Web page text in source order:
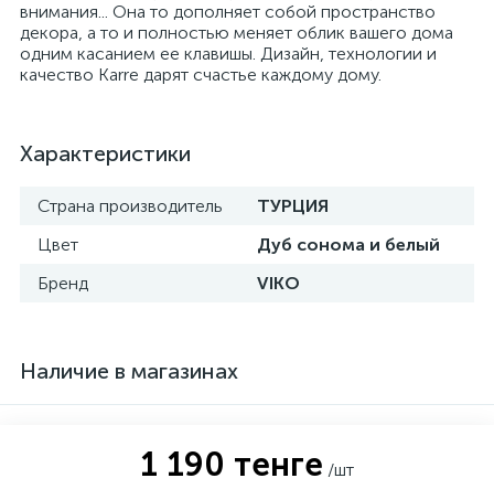
внимания... Она то дополняет собой пространство
декора, а то и полностью меняет облик вашего дома
одним касанием ее клавишы. Дизайн, технологии и
качество Karre дарят счастье каждому дому.
Характеристики
Страна производитель
ТУРЦИЯ
Цвет
Дуб сонома и белый
Бренд
VIKO
Наличие в магазинах
1 190 тенге /шт